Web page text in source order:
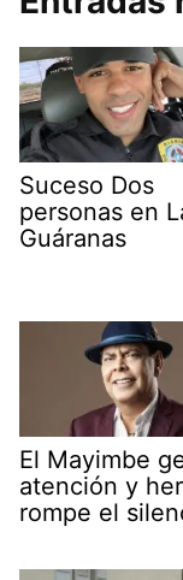
Suceso Dos
personas en
Guáranas
El Mayimbe
atención y
rompe el